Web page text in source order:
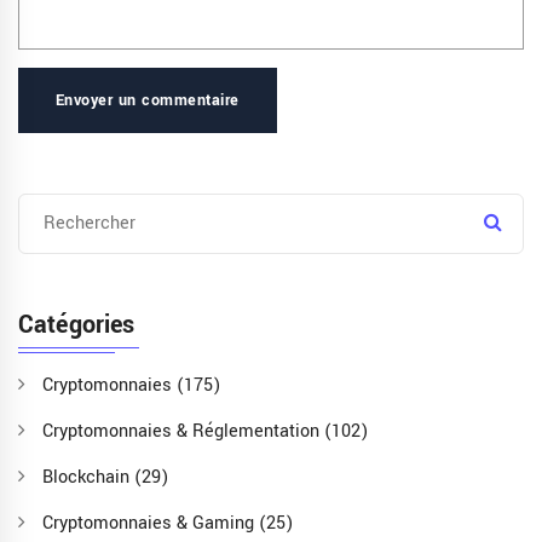
Envoyer un commentaire
Catégories
Cryptomonnaies (175)
Cryptomonnaies & Réglementation (102)
Blockchain (29)
Cryptomonnaies & Gaming (25)